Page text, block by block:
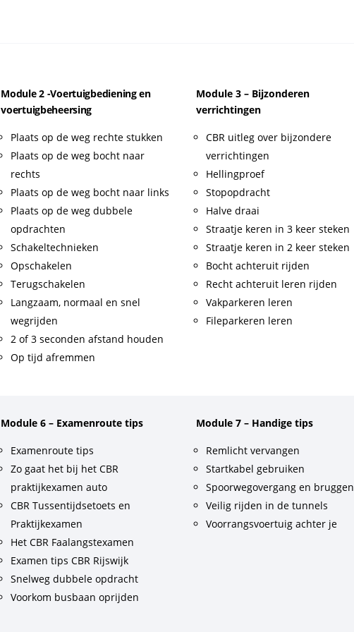
Module 2 -Voertuigbediening en
voertuigbeheersing
Plaats op de weg rechte stukken
Plaats op de weg bocht naar
rechts
Plaats op de weg bocht naar links
Plaats op de weg dubbele
opdrachten
Schakeltechnieken
Opschakelen
Terugschakelen
Langzaam, normaal en snel
wegrijden
2 of 3 seconden afstand houden
Op tijd afremmen
Module 3 – Bijzonderen
verrichtingen
CBR uitleg over bijzondere
verrichtingen
Hellingproef
Stopopdracht
Halve draai
Straatje keren in 3 keer steken
Straatje keren in 2 keer steken
Bocht achteruit rijden
Recht achteruit leren rijden
Vakparkeren leren
Fileparkeren leren
Module 6 – Examenroute tips
Examenroute tips
Zo gaat het bij het CBR
praktijkexamen auto
CBR Tussentijdsetoets en
Praktijkexamen
Het CBR Faalangstexamen
Examen tips CBR Rijswijk
Snelweg dubbele opdracht
Voorkom busbaan oprijden
Module 7 – Handige tips
Remlicht vervangen
Startkabel gebruiken
Spoorwegovergang en bruggen
Veilig rijden in de tunnels
Voorrangsvoertuig achter je